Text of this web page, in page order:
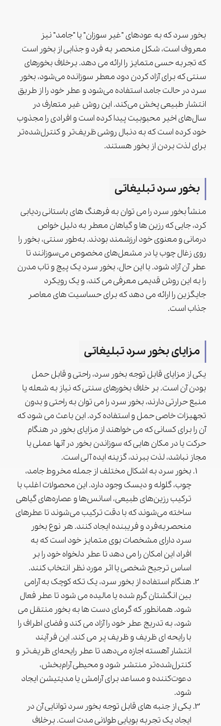
بخور سرد که به عودهای "غیر سوزان" یا "جامد" نیز
معروف است، شکل منحصر به فرد و جذابی از بخور است
که تجربه حسی متمایز را ارائه می دهد. برخلاف بخورهای
سنتی که برای آزاد کردن دود معطر سوزانده می‌شود، بخور
سرد در حالت جامد استفاده می‌شود و عطر خود را از طریق
انتشار طبیعی پخش می‌کند. این روش غیر متعارف در
سال‌های اخیر محبوبیت پیدا کرده است و افرادی را مجذوب
خود کرده است که به دنبال روشی ظریف‌تر و کنترل‌شده‌تر
برای لذت بردن از بخور هستند.
بخور سرد تبلیغاتی
منشأ بخور سرد را می توان به فرهنگ های باستانی ردیابی
کرد، جایی که رزین ها و گیاهان معطر به دلیل خواص
درمانی و معنوی خود ارزشمند بودند. به‌طور سنتی، بخور را
روی زغال چوب یا در مشعل‌های مخصوص می‌سوزانند تا
عطر آن آزاد شود. با این حال، بخور سرد یک پیچ و تاب مدرن
را به این روش قدیمی معرفی می کند، و یک رویکرد
جایگزین را ارائه می دهد که برای حساسیت های معاصر
جذاب است.
مزایای بخور سرد تبلیغاتی
یکی از مزایای قابل توجه بخور سرد، راحتی و قابل حمل
بودن آن است. بر خلاف بخورهای سنتی که نیاز به شعله یا
منبع حرارتی دارند، بخور سرد را می توان به راحتی و بدون
تجهیزات خاصی حمل و استفاده کرد. این باعث می شود که
آن را برای کسانی که می خواهند از مزایای بخور در هنگام
حرکت یا در مکان هایی که سوزاندن بخور در آنها عملی یا
مجاز نباشد، لذت ببرند، گزینه ایده آلی است.
بخور سرد به اشکال مختلف از جمله مخروط جامد،
چوب، گلوله و دیسک وجود دارد. این محصولات اغلب با
ترکیب رزین‌های طبیعی، اسانس‌ها و عصاره‌های گیاهی
ساخته می‌شوند که با دقت ترکیب می‌شوند تا عطرهای
منحصربه‌فرد و فریبنده ایجاد کنند. هر نوع بخور
سرد دارای مشخصات بوی متمایز خود است که به
افراد این امکان را می دهد تا عطر دلخواه خود را بر
اساس ترجیح شخصی یا اثر مورد نظر انتخاب کنند.
هنگام استفاده از بخور سرد، یک تکه کوچک به آرامی
بین انگشتان گرم شده یا مالیده می شود تا عطر فعال
شود. همانطور که گرمای دست ها به بخور منتقل می
شود، به تدریج عطر خود را آزاد می کند و فضای اطراف را
با رایحه ای ظریف و ظریف پر می کند. این فرآیند
انتشار آهسته اجازه می‌دهد تا عطر رایحه‌ای ظریف‌تر و
کنترل‌شده‌تر منتشر شود و محیطی آرام‌بخش،
دعوت‌کننده و مساعد برای آرامش یا مدیتیشن ایجاد
شود.
یکی از جنبه های قابل توجه بخور سرد توانایی آن در
ایجاد یک تجربه بویایی طولانی مدت است. برخلاف